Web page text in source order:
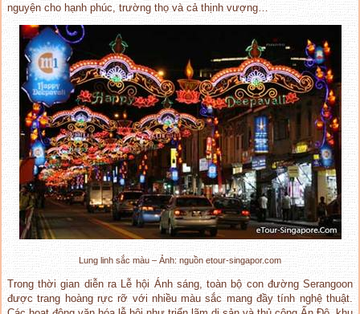
nguyện cho hạnh phúc, trường thọ và cả thịnh vượng…
Lung linh sắc màu – Ảnh: nguồn etour-singapor.com
Trong thời gian diễn ra Lễ hội Ánh sáng, toàn bộ con đường Serangoon
được trang hoàng rực rỡ với nhiều màu sắc mang đầy tính nghệ thuật.